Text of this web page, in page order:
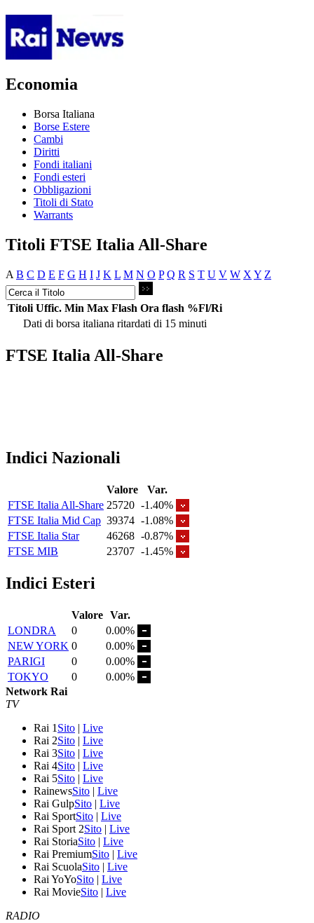
Economia
Borsa Italiana
Borse Estere
Cambi
Diritti
Fondi italiani
Fondi esteri
Obbligazioni
Titoli di Stato
Warrants
Titoli FTSE Italia All-Share
A B C D E F G H I J K L M N O P Q R S T U V W X Y Z
Titoli Uffic. Min Max Flash Ora flash %Fl/Ri
Dati di borsa italiana ritardati di 15 minuti
FTSE Italia All-Share
Indici Nazionali
Valore
Var.
FTSE Italia All-Share 25720 -1.40%
FTSE Italia Mid Cap 39374 -1.08%
FTSE Italia Star
46268 -0.87%
FTSE MIB
23707 -1.45%
Indici Esteri
Valore Var.
LONDRA
0
0.00%
NEW YORK 0
0.00%
PARIGI
0
0.00%
TOKYO
0
0.00%
Network Rai
TV
Rai 1 Sito | Live
Rai 2Sito | Live
Rai 3Sito | Live
Rai 4Sito | Live
Rai 5Sito | Live
RainewsSito | Live
Rai GulpSito | Live
Rai SportSito | Live
Rai Sport 2Sito | Live
Rai StoriaSito | Live
Rai PremiumSito | Live
Rai ScuolaSito | Live
Rai YoYoSito | Live
Rai MovieSito | Live
RADIO